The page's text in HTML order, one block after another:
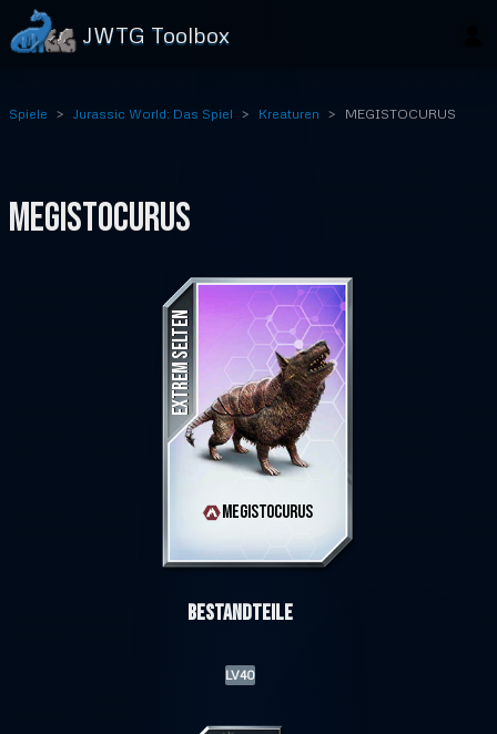
JWTG Toolbox
Spiele Jurassic World: Das Spiel Kreaturen MEGISTOCURUS
MEGISTOCURUS
EXTREM SELTEN
MEGISTOCURUS
Bestandteile
LV40